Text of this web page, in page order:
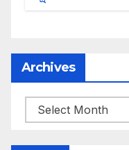
Archives